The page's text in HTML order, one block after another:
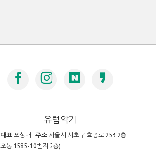
유럽악기
대표오상배 주소 서울시 서초구 효령로 253 2층
동 1585-10번지 2층)